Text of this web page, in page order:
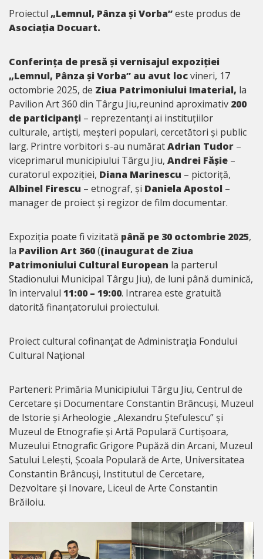
Proiectul „Lemnul, Pânza și Vorba”este produs de
Asociația Docuart.
Conferința de presă și vernisajul expoziției
„Lemnul, Pânza și Vorba” au avut locvineri, 17
octombrie 2025, de Ziua Patrimoniului Imaterial, la
Pavilion Art 360 din Târgu Jiu,reunind aproximativ 200
de participanți – reprezentanți ai instituțiilor
culturale, artiști, meșteri populari, cercetători și public
larg. Printre vorbitori s-au număratAdrian Tudor –
viceprimarul municipiului Târgu Jiu, Andrei Fășie –
curatorul expoziției, Diana Marinescu – pictoriță,
Albinel Firescu – etnograf, și Daniela Apostol –
manager de proiect și regizor de film documentar.
Expoziția poate fi vizitată până pe 30 octombrie 2025,
la Pavilion Art 360((inaugurat de Ziua
Patrimoniului Cultural European la parterul
Stadionului Municipal Târgu Jiu), de luni până duminică,
în intervalul 11:00 – 19:00. Intrarea este gratuită
datorită finanțatorului proiectului.
Proiect cultural cofinanţat de Administraţia Fondului
Cultural Naţional
Parteneri: Primăria Municipiului Târgu Jiu, Centrul de
Cercetare și Documentare Constantin Brâncuși, Muzeul
de Istorie și Arheologie „Alexandru Ștefulescu” și
Muzeul de Etnografie și Artă Populară Curtișoara,
Muzeului Etnografic Grigore Pupăză din Arcani, Muzeul
Satului Lelești, Școala Populară de Arte, Universitatea
Constantin Brâncuși, Institutul de Cercetare,
Dezvoltare și Inovare, Liceul de Arte Constantin
Brăiloiu.